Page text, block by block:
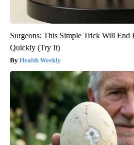
Surgeons: This Simple Trick Will End
Quickly (Try It)
Health Weekly